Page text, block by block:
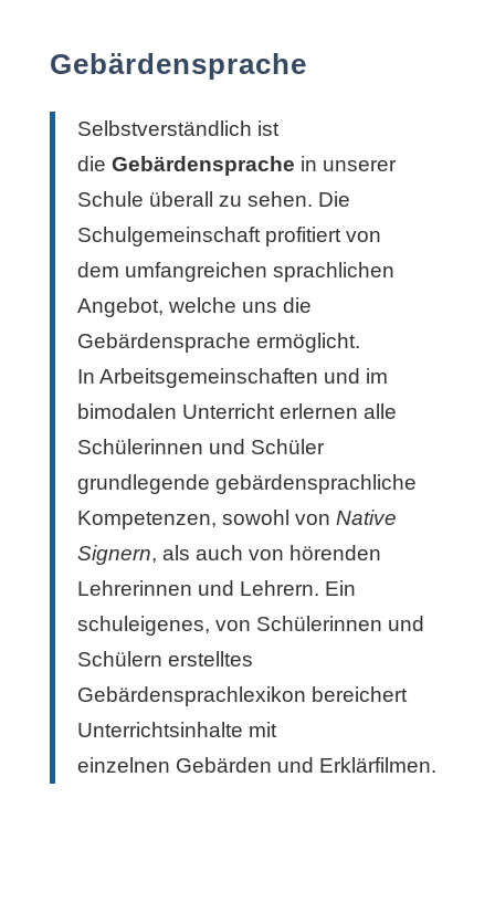
Gebärdensprache
Selbstverständlich ist
die Gebärdensprache in unserer
Schule überall zu sehen. Die
Schulgemeinschaft profitiert von
dem umfangreichen sprachlichen
Angebot, welche uns die
Gebärdensprache ermöglicht.
In Arbeitsgemeinschaften und im
bimodalen Unterricht erlernen alle
Schülerinnen und Schüler
grundlegende gebärdensprachliche
Kompetenzen, sowohl von Native
Signern, als auch von hörenden
Lehrerinnen und Lehrern. Ein
schuleigenes, von Schülerinnen und
Schülern erstelltes
Gebärdensprachlexikon bereichert
Unterrichtsinhalte mit
einzelnen Gebärden und Erklärfilmen.